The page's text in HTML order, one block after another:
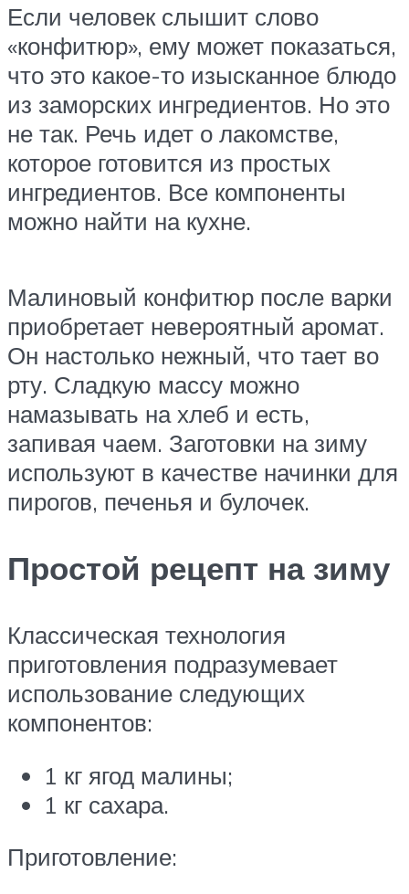
Если человек слышит слово
«конфитюр», ему может показаться,
что это какое-то изысканное блюдо
из заморских ингредиентов. Но это
не так. Речь идет о лакомстве,
которое готовится из простых
ингредиентов. Все компоненты
можно найти на кухне.
Малиновый конфитюр после варки
приобретает невероятный аромат.
Он настолько нежный, что тает во
рту. Сладкую массу можно
намазывать на хлеб и есть,
запивая чаем. Заготовки на зиму
используют в качестве начинки для
пирогов, печенья и булочек.
Простой рецепт на зиму
Классическая технология
приготовления подразумевает
использование следующих
компонентов:
1 кг ягод малины;
1 кг сахара.
Приготовление: